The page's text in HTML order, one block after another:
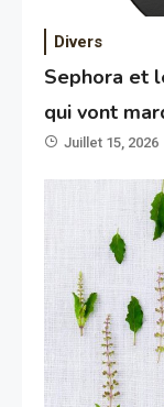
Divers
Sephora et
qui vont
Juillet 15, 2026